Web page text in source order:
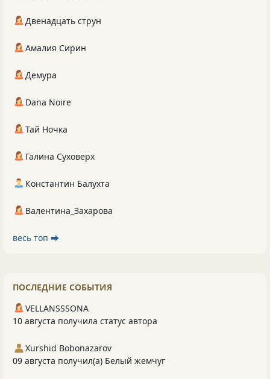
Двенадцать струн
Амалия Сирин
Демура
Dana Noire
Тай Ночка
Галина Суховерх
Константин Балухта
Валентина_Захарова
весь топ ⮕
ПОСЛЕДНИЕ СОБЫТИЯ
VELLANSSSONA
10 августа получила статус автора
Xurshid Bobonazarov
09 августа получил(а) Белый жемчуг